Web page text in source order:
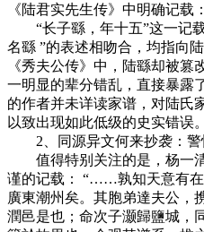
《陆君实先生传》中明确记载：
“长子繇，年十五”这一记
名繇 ”的表述相吻合，均指向
《秀夫公传》中，陆繇却被篡
一明显的辈分错乱，直接暴露
的作者并未详读家谱，对陆氏
以致出现如此低级的史实错误。
2、同源异文何来抄袭：
值得特别关注的是，杨一
谨的记载： “……孰知天意有
廣東潮州矣。其胞弟達夫公，
潤邑是也；命次子灏歸鹽城，